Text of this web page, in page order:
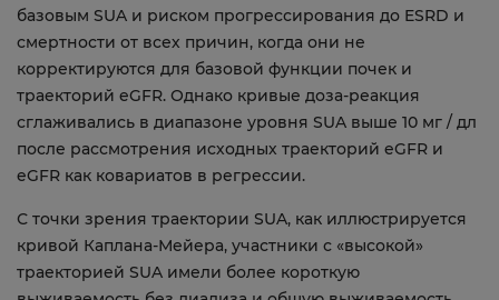
базовым SUA и риском прогрессирования до ESRD и
смертности от всех причин, когда они не
корректируются для базовой функции почек и
траекторий eGFR. Однако кривые доза-реакция
сглаживались в диапазоне уровня SUA выше 10 мг / дл
после рассмотрения исходных траекторий eGFR и
eGFR как ковариатов в регрессии.
С точки зрения траектории SUA, как иллюстрируется
кривой Каплана-Мейера, участники с «высокой»
траекторией SUA имели более короткую